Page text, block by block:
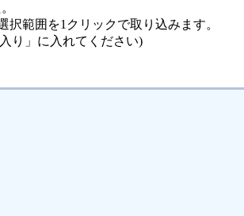
範囲を1クリックで取り込みます。
り」に入れてください)